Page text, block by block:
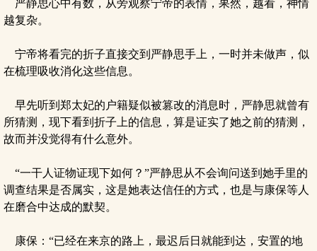
严静思心中有数，从旁观察宁帝的表情，果然，越看，神情
越复杂。
宁帝将看完的折子直接交到严静思手上，一时并未做声，似
在梳理吸收消化这些信息。
早先听到郑太妃的户籍疑似被篡改的消息时，严静思就曾有
所猜测，现下看到折子上的信息，算是证实了她之前的猜测，
故而并没觉得有什么意外。
“一干人证物证现下如何？”严静思从不会询问送到她手里的
调查结果是否属实，这是她表达信任的方式，也是与康保等人
在磨合中达成的默契。
康保：“已经在来京的路上，最迟后日就能到达，安置的地